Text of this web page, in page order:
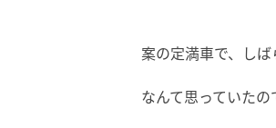
案の定満車で、し
なんて思っていたの